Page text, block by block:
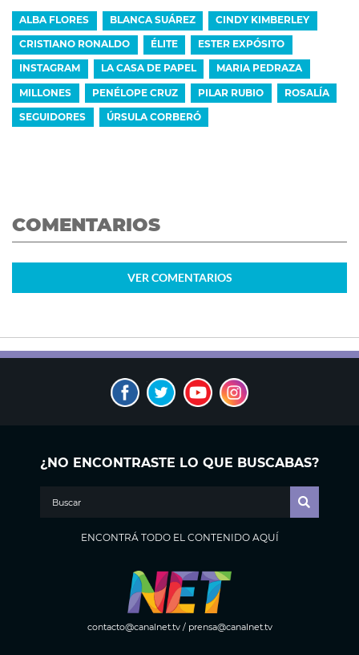
ALBA FLORES BLANCA SUÁREZ CINDY KIMBERLEY
CRISTIANO RONALDO ÉLITE ESTER EXPÓSITO
INSTAGRAM LA CASA DE PAPEL MARIA PEDRAZA
MILLONES PENÉLOPE CRUZ PILAR RUBIO ROSALÍA
SEGUIDORES ÚRSULA CORBERÓ
COMENTARIOS
VERCOMENTARIOS
¿NO ENCONTRASTE LO QUE BUSCABAS?
ENCONTRÁ TODO EL CONTENIDO AQUÍ
contacto@canalnet.tv/ prensa@canalnet.tv